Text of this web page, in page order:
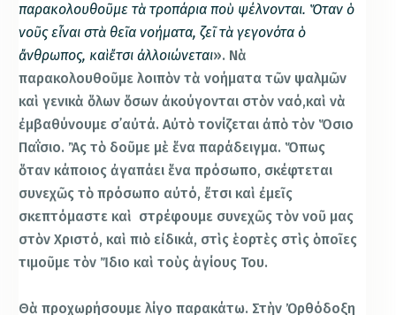
παρακολουθοῦμε τὰ τροπάρια ποὺ ψέλνονται. Ὅταν ὁ
νοῦς εἶναι στὰ θεῖα νοήματα, ζεῖ τὰ γεγονότα ὁ
ἄνθρωπος, καὶ ἔτσι ἀλλοιώνεται». Νὰ
παρακολουθοῦμε λοιπὸν τὰ νοήματα τῶν ψαλμῶν
καὶ γενικὰ ὅλων ὅσων ἀκούγονται στὸν ναό,καὶ νὰ
ἐμβαθύνουμε σ᾽αὐτά. Αὐτὸ τονίζεται ἀπὸ τὸν Ὅσιο
Παΐσιο. Ἂς τὸ δοῦμε μὲ ἕνα παράδειγμα. Ὅπως
ὅταν κάποιος ἀγαπάει ἕνα πρόσωπο, σκέφτεται
συνεχῶς τὸ πρόσωπο αὐτό, ἔτσι καὶ ἐμεῖς
σκεπτόμαστε καὶ στρέφουμε συνεχῶς τὸν νοῦ μας
στὸν Χριστό, καὶ πιὸ εἰδικά, στὶς ἑορτὲς στὶς ὁποῖες
τιμοῦμε τὸν Ἴδιο καὶ τοὺς ἁγίους Του.
Θὰ προχωρήσουμε λίγο παρακάτω. Στὴν Ὀρθόδοξη